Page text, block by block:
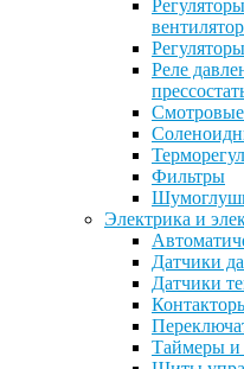
Реле
Смотровые
Фильтры
Электрика и
Датчики
Датчики
Таймеры и